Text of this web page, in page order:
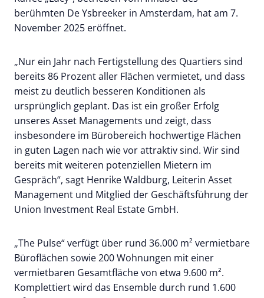
berühmten De Ysbreeker in Amsterdam, hat am 7.
November 2025 eröffnet.
„Nur ein Jahr nach Fertigstellung des Quartiers sind
bereits 86 Prozent aller Flächen vermietet, und dass
meist zu deutlich besseren Konditionen als
ursprünglich geplant. Das ist ein großer Erfolg
unseres Asset Managements und zeigt, dass
insbesondere im Bürobereich hochwertige Flächen
in guten Lagen nach wie vor attraktiv sind. Wir sind
bereits mit weiteren potenziellen Mietern im
Gespräch“, sagt Henrike Waldburg, Leiterin Asset
Management und Mitglied der Geschäftsführung der
Union Investment Real Estate GmbH.
„The Pulse“ verfügt über rund 36.000 m² vermietbare
Büroflächen sowie 200 Wohnungen mit einer
vermietbaren Gesamtfläche von etwa 9.600 m².
Komplettiert wird das Ensemble durch rund 1.600